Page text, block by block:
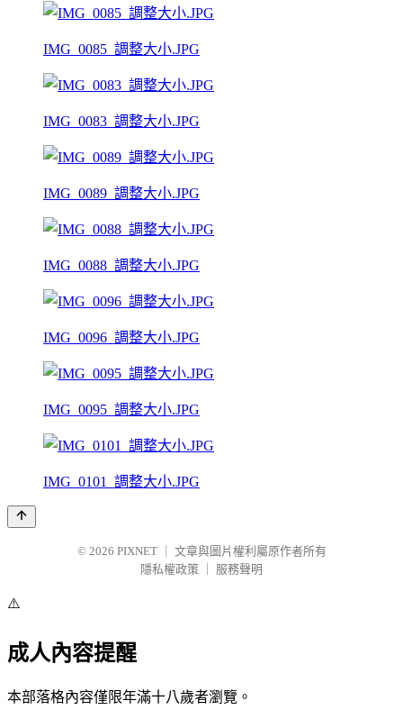
IMG_0085_調整大小.JPG
IMG_0083_調整大小.JPG
IMG_0089_調整大小.JPG
IMG_0088_調整大小.JPG
IMG_0096_調整大小.JPG
IMG_0095_調整大小.JPG
IMG_0101_調整大小.JPG
© 2026 PIXNET
文章與圖片權利屬原作者所有
隱私權政策
服務聲明
⚠️
成人內容提醒
本部落格內容僅限年滿十八歲者瀏覽。